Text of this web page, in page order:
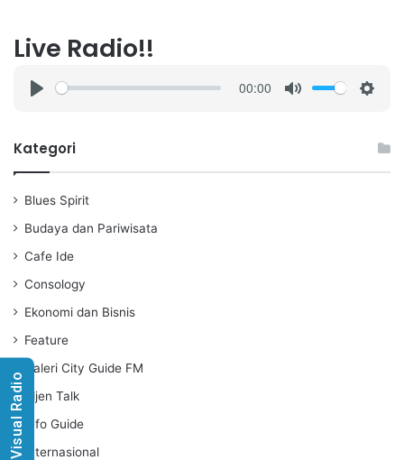
Live Radio!!
a
00:00
Kategori
Blues Spirit
Budaya dan Pariwisata
Cafe Ide
Consology
Ekonomi dan Bisnis
Feature
Galeri City Guide FM
Idjen Talk
Info Guide
Internasional
Visual Radio